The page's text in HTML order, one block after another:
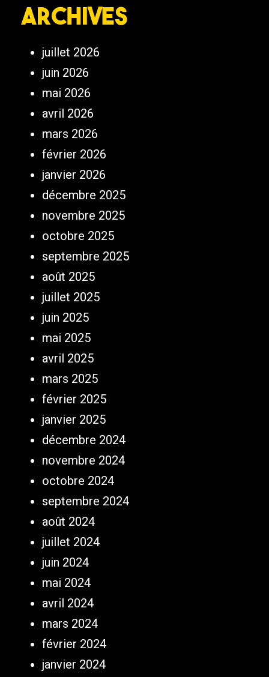
Archives
juillet 2026
juin 2026
mai 2026
avril 2026
mars 2026
février 2026
janvier 2026
décembre 2025
novembre 2025
octobre 2025
septembre 2025
août 2025
juillet 2025
juin 2025
mai 2025
avril 2025
mars 2025
février 2025
janvier 2025
décembre 2024
novembre 2024
octobre 2024
septembre 2024
août 2024
juillet 2024
juin 2024
mai 2024
avril 2024
mars 2024
février 2024
janvier 2024